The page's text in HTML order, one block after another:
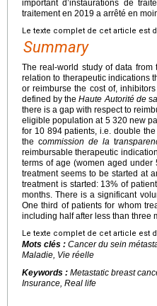
important d’instaurations de
traitement en 2019 a arrêté en
Le texte complet de cet article est
Summary
The real-world study of data
relation to therapeutic indications
or reimburse the cost of,
defined by theHaute Autorité des
there is a gap with respect to
eligible population at 5 320 new
for 10 894 patients, i.e. double
the commission de lat
reimbursable therapeutic
terms of age (women aged under
treatment seems to be started at
treatment is started: 13% of
months. There is a significant
One third of patients for whom
including half after less than three
Le texte complet de cet article est
Mots clés : Cancer du sein
Maladie, Vie réelle
Keywords : Metastatic breast
Insurance, Real life